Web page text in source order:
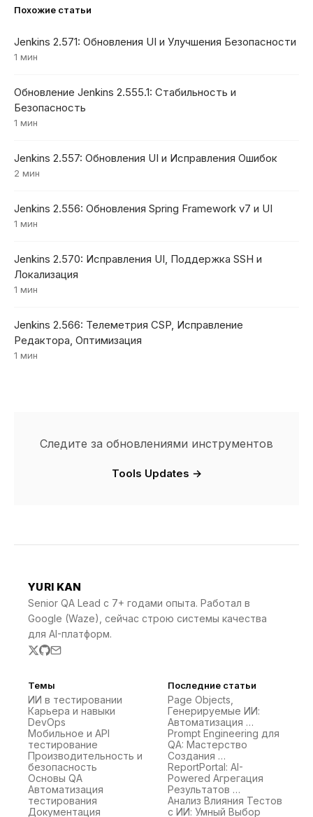
Похожие статьи
Jenkins 2.571: Обновления UI и Улучшения Безопасности
1 мин
Обновление Jenkins 2.555.1: Стабильность и
Безопасность
1 мин
Jenkins 2.557: Обновления UI и Исправления Ошибок
2 мин
Jenkins 2.556: Обновления Spring Framework v7 и UI
1 мин
Jenkins 2.570: Исправления UI, Поддержка SSH и
Локализация
1 мин
Jenkins 2.566: Телеметрия CSP, Исправление
Редактора, Оптимизация
1 мин
Следите за обновлениями инструментов
Tools Updates →
YURI KAN
Senior QA Lead с 7+ годами опыта. Работал в
Google (Waze), сейчас строю системы качества
для AI-платформ.
Темы
ИИ в тестировании
Карьера и навыки
DevOps
Мобильное и API
тестирование
Производительность и
безопасность
Основы QA
Автоматизация
тестирования
Документация
Последние статьи
Page Objects,
Генерируемые ИИ:
Автоматизация …
Prompt Engineering для
QA: Мастерство
Создания …
ReportPortal: AI-
Powered Агрегация
Результатов …
Анализ Влияния Тестов
с ИИ: Умный Выбор